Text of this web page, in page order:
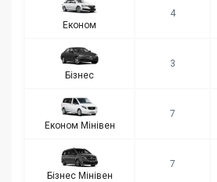
Економ
4
Бізнес
3
Економ Мінівен
7
Бізнес Мінівен
7